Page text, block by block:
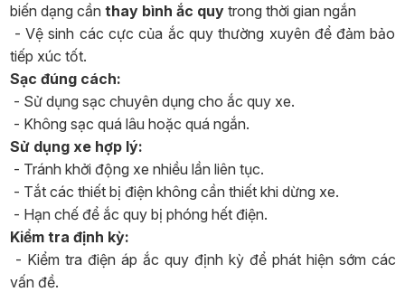
biến dạng cần thay bình ắc quytrong thời gian ngắn
- Vệ sinh các cực của ắc quy thường xuyên để đảm bảo
tiếp xúc tốt.
Sạc đúng cách:
- Sử dụng sạc chuyên dụng cho ắc quy xe.
- Không sạc quá lâu hoặc quá ngắn.
Sử dụng xe hợp lý:
- Tránh khởi động xe nhiều lần liên tục.
- Tắt các thiết bị điện không cần thiết khi dừng xe.
- Hạn chế để ắc quy bị phóng hết điện.
Kiểm tra định kỳ:
- Kiểm tra điện áp ắc quy định kỳ để phát hiện sớm các
vấn đề.